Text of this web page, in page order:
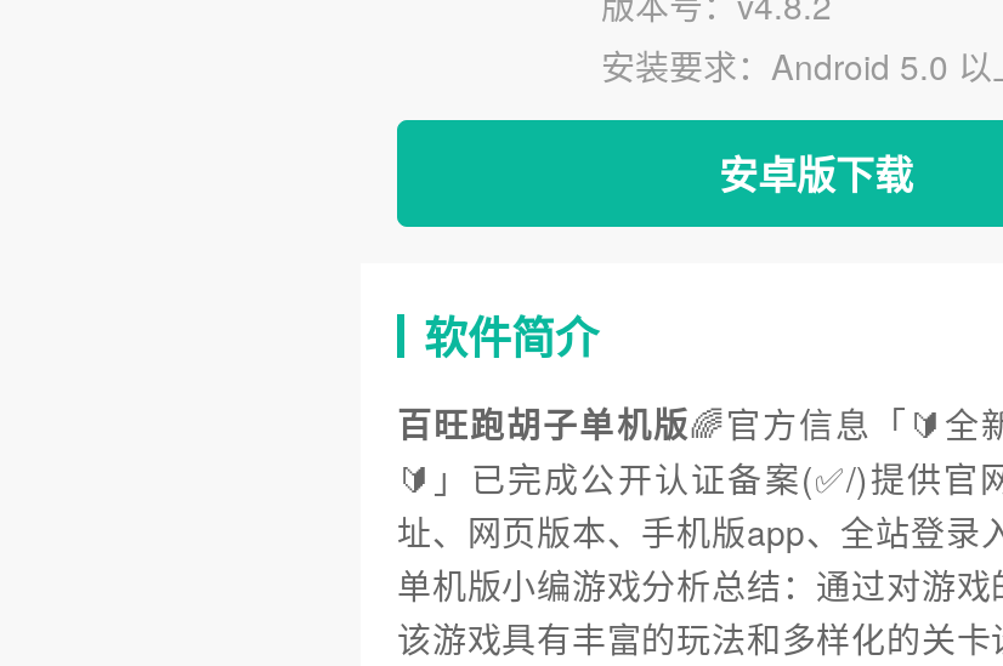
安装要求：Android 5.0 以
安卓版下载
软件简介
百旺跑胡子单机版🌈官方信息「🔰全
🔰」已完成公开认证备案(✅/)提供官
址、网页版本、手机版app、全站登录
单机版小编游戏分析总结：通过对游
该游戏具有丰富的玩法和多样化的关